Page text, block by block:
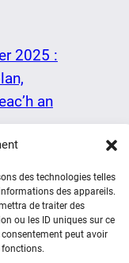
des technologies telles
des appareils.
de traiter des
ou les ID uniques sur ce
peut avoir
2025 :
an